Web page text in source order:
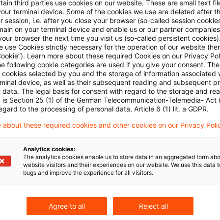
Beschlussempfehlung zum Entwurf
Hilfsmaßnahmen zur Bewältigung der Corona-
wurde vom Bundestag in der vom
verabschiedet).
noch am 29. Juni vom Bundespräsidenten
, verkündet. Damit kann es am
third parties use cookies on our website. These are small text
terminal device. Some of the cookies we use are deleted after
session, i.e. after you close your browser (so-called session
on your terminal device and enable us or our partner
browser the next time you visit us (so-called persistent
use Cookies strictly necessary for the operation of our website
Learn more about these required Cookies on our Privacy
following cookie categories are used if you give your consent.
cookies selected by you and the storage of information associated
device, as well as their subsequent reading and subsequent
data. The legal basis for consent with regard to the storage and
is Section 25 (1) of the German Telecommunication-Telemedia- Act
to the processing of personal data, Article 6 (1) lit. a GDPR.
about these required cookies and other cookies on our Privacy
Analytics cookies:
The analytics cookies enable us to store data in an aggregated form
website visitors and their experiences on our website. We use this data
bugs and improve the experience for all visitors.
Agree to all Reject all